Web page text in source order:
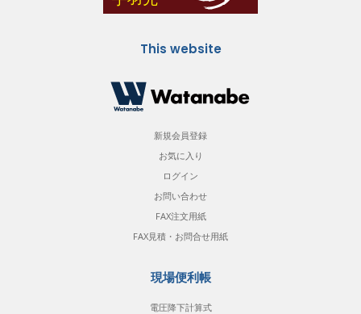
This website
新規会員登録
お気に入り
ログイン
お問い合わせ
FAX注文用紙
FAX見積・お問合せ用紙
現場便利帳
電圧降下計算式